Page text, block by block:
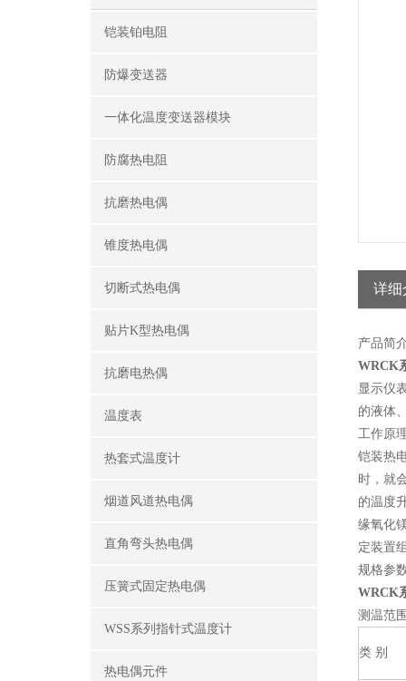
铠装铂电阻
防爆变送器
一体化温度变送器模块
防腐热电阻
抗磨热电偶
锥度热电偶
切断式热电偶
贴片K型热电偶
抗磨电热偶
温度表
热套式温度计
烟道风道热电偶
直角弯头热电偶
压簧式固定热电偶
WSS系列指针式温度计
热电偶元件
详细
产品简
WRCK
显示仪
的液体
工作原
铠装热
时，就
的温度
缘氧化
定装置
规格参
WRCK
测温范
类 别